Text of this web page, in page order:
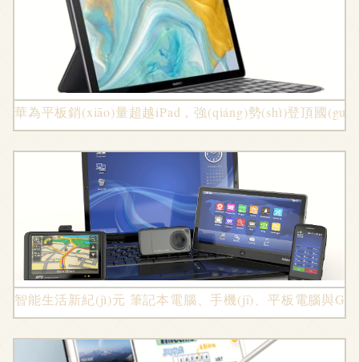
華為平板銷(xiāo)量超越iPad，強(qiáng)勢(shì)登頂國
智能生活新紀(jì)元 筆記本電腦、手機(jī)、平板電腦與